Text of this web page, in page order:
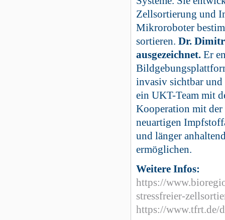
Zellsortierung und
Mikroroboter
sortieren. Dr.
ausgezeichnet. Er
invasiv sichtbar
ein UKT-Team mit
Kooperation mit der
neuartigen
und länger
ermöglichen.
Weitere Infos:
https://
stressfreier-
https://www.tfrt.de/